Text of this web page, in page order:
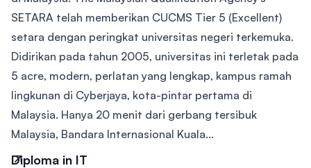
SETARA telah memberikan CUCMS Tier 5 (Excellent)
setara dengan peringkat universitas negeri terkemuka.
Didirikan pada tahun 2005, universitas ini terletak pada
5 acre, modern, perlatan yang lengkap, kampus ramah
lingkunan di Cyberjaya, kota-pintar pertama di
Malaysia. Hanya 20 menit dari gerbang tersibuk
Malaysia, Bandara Internasional Kuala...
Diploma in IT